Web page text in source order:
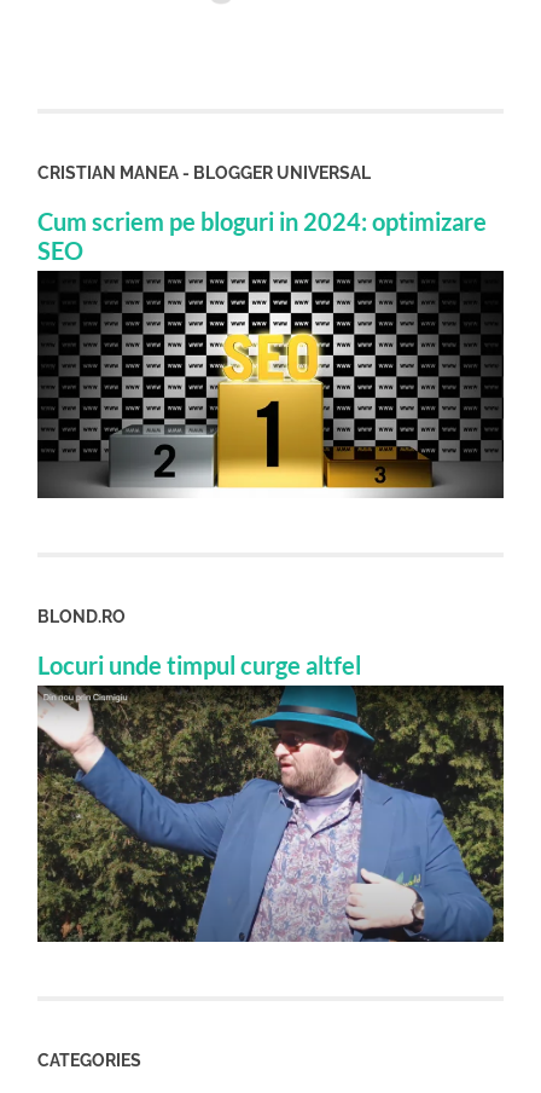
CRISTIAN MANEA - BLOGGER UNIVERSAL
Cum scriem pe bloguri in 2024: optimizare
SEO
BLOND.RO
Locuri unde timpul curge altfel
CATEGORIES